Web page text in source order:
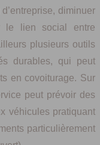
diminuer
le lien social entre
plusieurs outils
durables, qui peut
en covoiturage. Sur
peut prévoir des
véhicules pratiquant
particulièrement